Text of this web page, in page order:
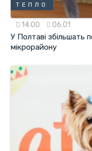
ТЕПЛО
14:00 06.01
У Полтаві збільшать
мікрорайону